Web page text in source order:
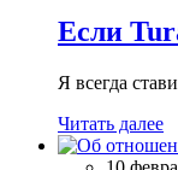
Если
Я всегда
Читать далее